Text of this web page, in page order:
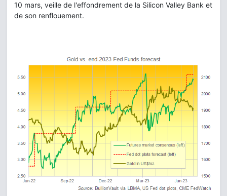
10 mars, veille de l'effondrement de la Silicon Valley Bank et
de son renflouement.